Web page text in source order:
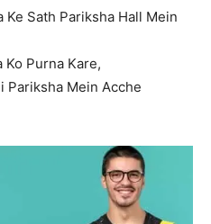
Ke Sath Pariksha Hall Mein
Purna Kare,
Pariksha Mein Acche